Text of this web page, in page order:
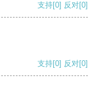
支持[0] 反对[0]
支持[0] 反对[0]